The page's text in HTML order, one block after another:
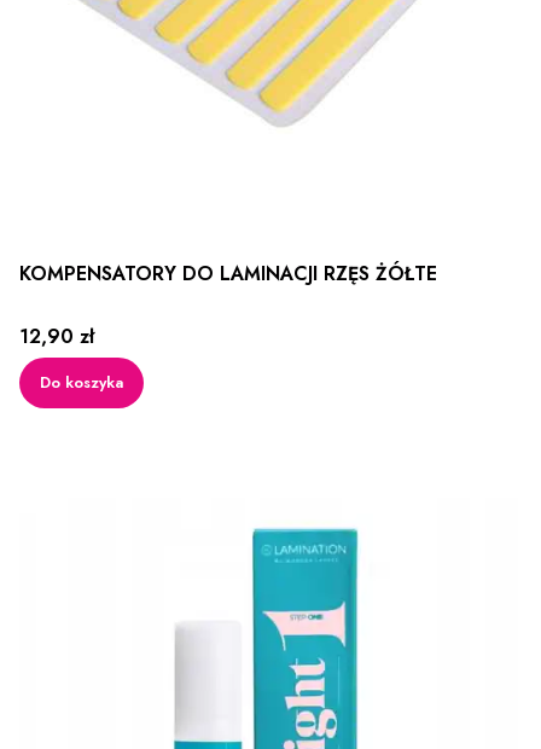
KOMPENSATORY DO LAMINACJI RZĘS ŻÓŁTE
Cena
12,90 zł
Do koszyka